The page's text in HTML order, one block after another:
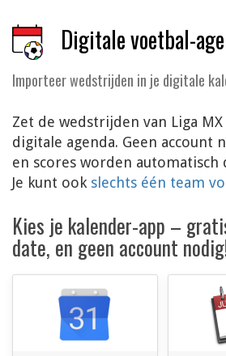
Digitale voetbal-
Importeer wedstrijden in je digitale
Zet de wedstrijden van Liga
digitale agenda. Geen account
en scores worden automatisch
Je kunt ook slechts één team
Kies je kalender-app –
date, en geen account